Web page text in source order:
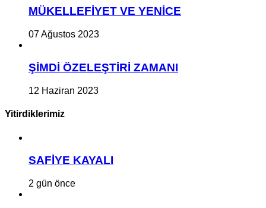
MÜKELLEFİYET VE YENİCE
07 Ağustos 2023
ŞİMDİ ÖZELEŞTİRİ ZAMANI
12 Haziran 2023
Yitirdiklerimiz
SAFİYE KAYALI
2 gün önce